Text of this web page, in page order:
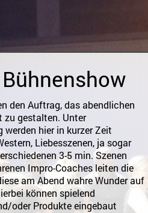
den Auftrag, das abendlichen
zu gestalten. Unter
hier in kurzer Zeit
Liebesszenen, ja sogar
3-5 min. Szenen
Impro-Coaches leiten die
am Abend wahre Wunder auf
können spielend
oder Produkte eingebaut